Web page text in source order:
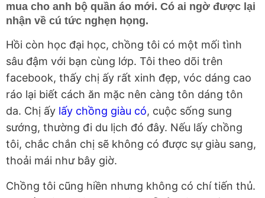
mua cho anh bộ quần áo mới. Có ai ngờ được lại
nhận về cú tức nghẹn họng.
Hồi còn học đại học, chồng tôi có một mối tình
sâu đậm với bạn cùng lớp. Tôi theo dõi trên
facebook, thấy chị ấy rất xinh đẹp, vóc dáng cao
ráo lại biết cách ăn mặc nên càng tôn dáng tôn
da. Chị ấy lấy chồng giàu có, cuộc sống sung
sướng, thường đi du lịch đó đây. Nếu lấy chồng
tôi, chắc chắn chị sẽ không có được sự giàu sang,
thoải mái như bây giờ.
Chồng tôi cũng hiền nhưng không có chí tiến thủ.